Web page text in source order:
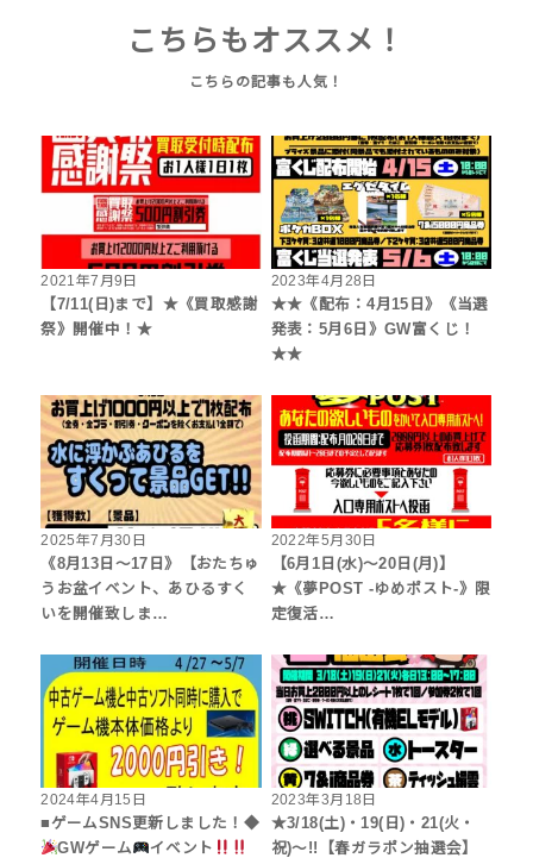
こちらもオススメ！
2021年7月9日
【7/11(日)まで】★《買取感謝
祭》開催中！★
2023年4月28日
★★《配布：4月15日》《当選
発表：5月6日》GW富くじ！
★★
2025年7月30日
《8月13日～17日》【おたちゅ
うお盆イベント、あひるすく
いを開催致しま…
2022年5月30日
【6月1日(水)～20日(月)】
★《夢POST -ゆめポスト-》限
定復活…
2024年4月15日
■ゲームSNS更新しました！◆
GWゲーム
イベント
2023年3月18日
★3/18(土)・19(日)・21(火・
祝)～!!【春ガラポン抽選会】